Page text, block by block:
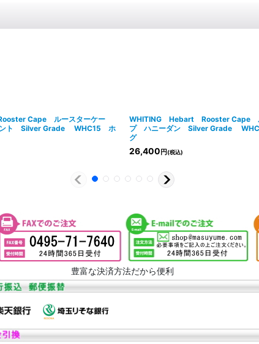
Cape ルースターケー
ント Silver Grade WHC15 ホ
WHITING Hebart Rooster Cape
プ ハニーダン Silver Grade
グ
26,400 円(税込)
豊富な決済方法だから便利